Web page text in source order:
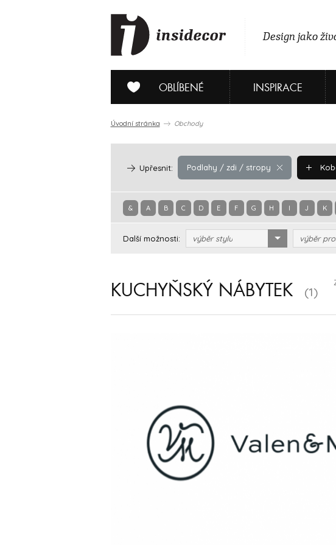
Design jako
OBLÍBENÉ INSPIRACE
Úvodní stránka Obchody
Podlahy / zdi / stropy
Upřesnit:
& A B C D E F G H I J K
Další možnosti: výběr stylu výběr
KUCHYŇSKÝ NÁBYTEK (1)